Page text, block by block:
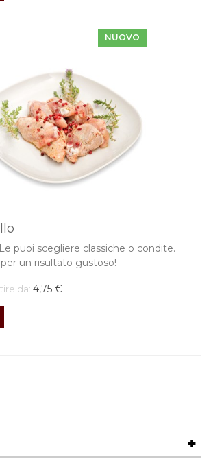
NUOVO
puoi scegliere classiche o condite.
un risultato gustoso!
da: 4,75 €